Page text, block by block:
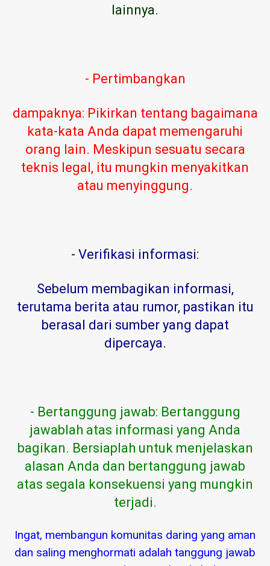
lainnya.
- Pertimbangkan
dampaknya: Pikirkan tentang bagaimana
kata-kata Anda dapat memengaruhi
orang lain. Meskipun sesuatu secara
teknis legal, itu mungkin menyakitkan
atau menyinggung.
- Verifikasi informasi:
Sebelum membagikan informasi,
terutama berita atau rumor, pastikan itu
berasal dari sumber yang dapat
dipercaya.
- Bertanggung jawab: Bertanggung
jawablah atas informasi yang Anda
bagikan. Bersiaplah untuk menjelaskan
alasan Anda dan bertanggung jawab
atas segala konsekuensi yang mungkin
terjadi.
Ingat, membangun komunitas daring yang aman
dan saling menghormati adalah tanggung jawab